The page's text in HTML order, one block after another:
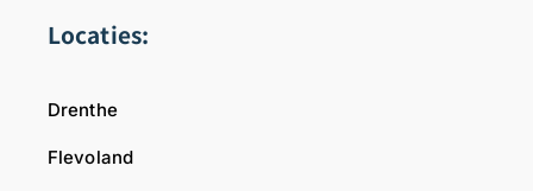
Locaties:
Drenthe
Flevoland